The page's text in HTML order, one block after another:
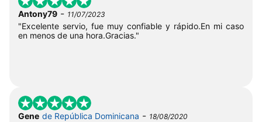
Antony79 - 11/07/2023
"Excelente servio, fue muy confiable y rápido.En mi caso
en menos de una hora.Gracias."
Gene de República Dominicana - 18/08/2020